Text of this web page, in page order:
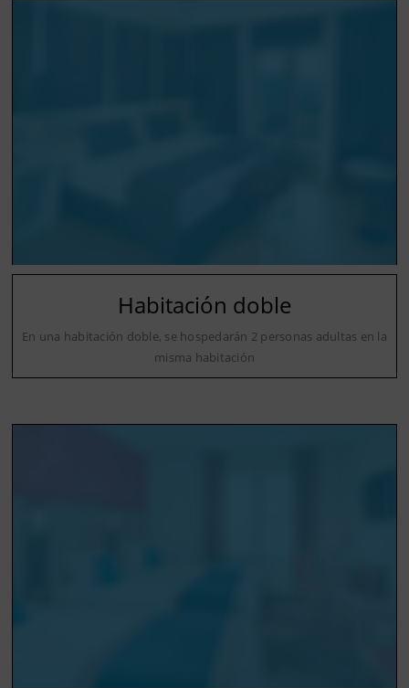
Habitación doble
En una habitación doble, se hospedarán 2 personas adultas en la
misma habitación